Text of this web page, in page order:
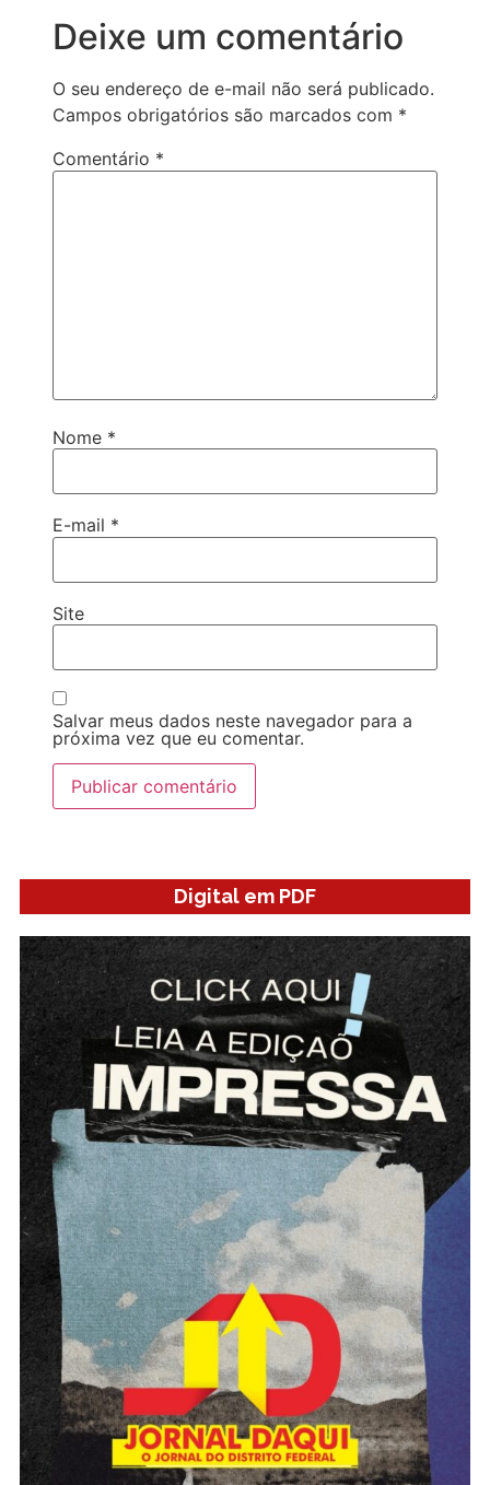
Deixe um comentário
O seu endereço de e-mail não será publicado.
Campos obrigatórios são marcados com *
Comentário *
Nome *
E-mail *
Site
Salvar meus dados neste navegador para a
próxima vez que eu comentar.
Digital em PDF